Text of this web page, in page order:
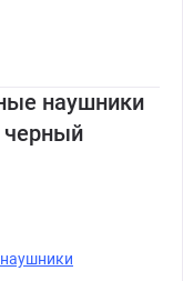
наушники
черный